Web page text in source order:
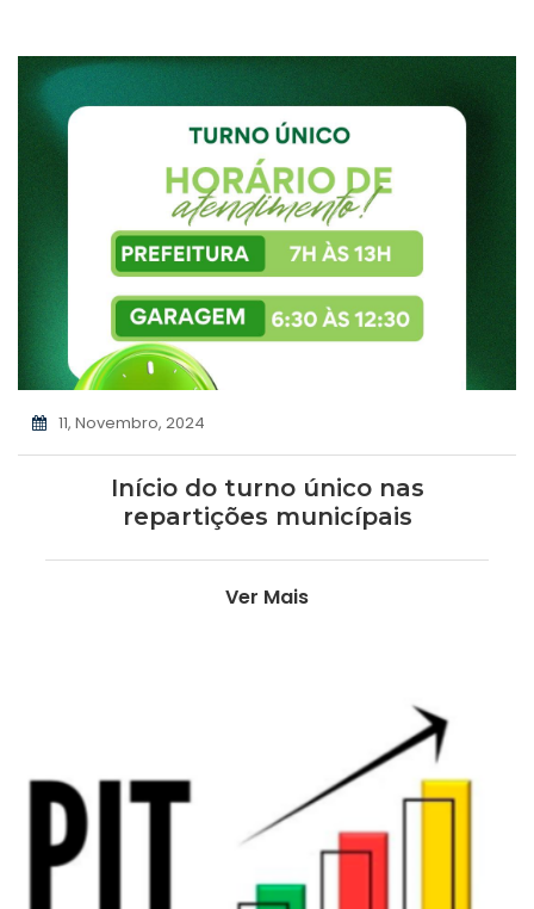
11, Novembro, 2024
Início do turno único nas
repartições municípais
Ver Mais